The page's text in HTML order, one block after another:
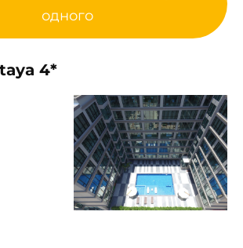
одного
4*